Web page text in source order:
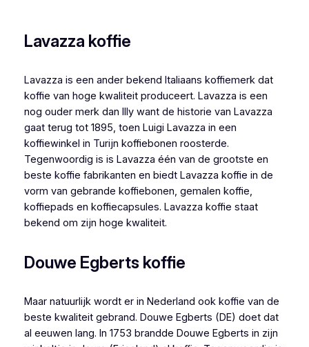
Lavazza koffie
Lavazza is een ander bekend Italiaans koffiemerk dat
koffie van hoge kwaliteit produceert. Lavazza is een
nog ouder merk dan Illy want de historie van Lavazza
gaat terug tot 1895, toen Luigi Lavazza in een
koffiewinkel in Turijn koffiebonen roosterde.
Tegenwoordig is is Lavazza één van de grootste en
beste koffie fabrikanten en biedt Lavazza koffie in de
vorm van gebrande koffiebonen, gemalen koffie,
koffiepads en koffiecapsules. Lavazza koffie staat
bekend om zijn hoge kwaliteit.
Douwe Egberts koffie
Maar natuurlijk wordt er in Nederland ook koffie van de
beste kwaliteit gebrand. Douwe Egberts (DE) doet dat
al eeuwen lang. In 1753 brandde Douwe Egberts in zijn